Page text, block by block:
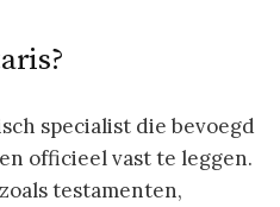
specialist die bevoegd
officieel vast te leggen.
testamenten,